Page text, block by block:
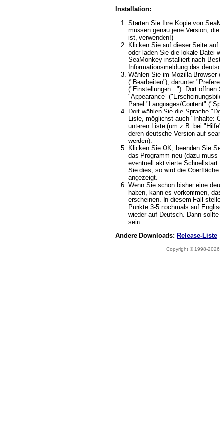
Installation:
Starten Sie Ihre Kopie von
müssen genau jene Version,
ist, verwenden!)
Klicken Sie auf dieser Seite
oder laden Sie die lokale Datei
SeaMonkey installiert nach
Informationsmeldung das
Wählen Sie im Mozilla-Browser
("Bearbeiten"), darunter
("Einstellungen..."). Dort öffnen
"Appearance"
Panel "Languages/Content"
Dort wählen Sie die Sprache
Liste, möglichst auch "Inhalte:
unteren Liste (um z.B. bei
deren deutsche Version auf
werden).
Klicken Sie OK, beenden Sie
das Programm neu (dazu muss
eventuell aktivierte Schnellstart
Sie dies, so wird die
angezeigt.
Wenn Sie schon bisher eine
haben, kann es vorkommen,
erscheinen. In diesem Fall
Punkte 3-5 nochmals auf
wieder auf Deutsch. Dann
sein.
Andere Downloads: Release-Liste
Copyright © 1998-